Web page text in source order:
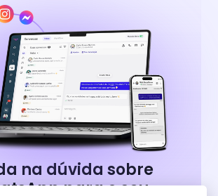
na dúvida sobre
para o seu